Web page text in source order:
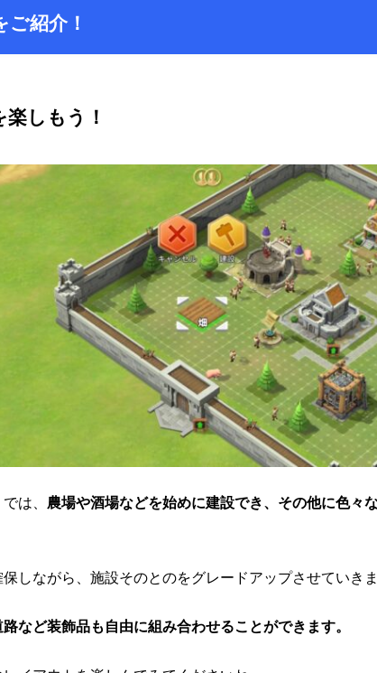
ご紹介！
しもう！
は、 農場や酒場などを始めに建設でき、その他に色々
しながら、施設そのとのをグレードアップさせていきま
など装飾品も自由に組み合わせることができます。